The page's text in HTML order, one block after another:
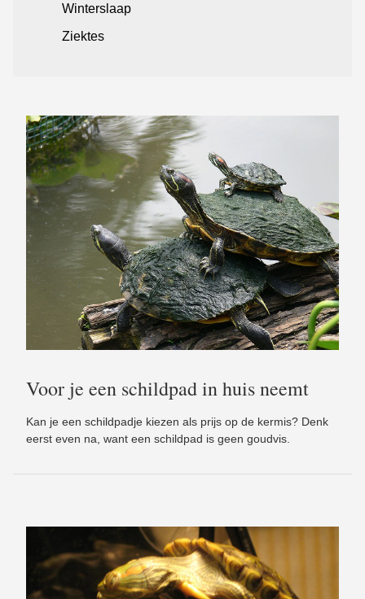
Winterslaap
Ziektes
Voor je een schildpad in huis neemt
Kan je een schildpadje kiezen als prijs op de kermis? Denk
eerst even na, want een schildpad is geen goudvis.